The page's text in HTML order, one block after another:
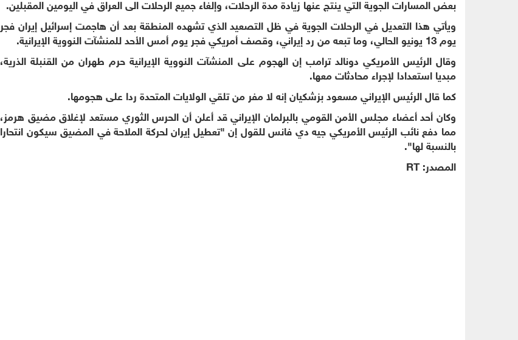
ويأتي هذا التعديل في الرحلات الجوية في ظل التصعيد الذي تشهده المنطقة بعد أن هاجمت إسرائيل إيران فجر
يوم 13 يونيو الحالي، وما تبعه من رد إيراني، وقصف أمريكي فجر يوم أمس الأحد للمنشآت النووية الإيرانية.
وقال الرئيس الأمريكي دونالد ترامب إن الهجوم على المنشآت النووية الإيرانية حرم طهران من القنبلة الذرية،
مبديا استعدادا لإجراء محادثات معها.
كما قال الرئيس الإيراني مسعود بزشكيان إنه لا مفر من تلقي الولايات المتحدة ردا على هجومها.
وكان أحد أعضاء مجلس الأمن القومي بالبرلمان الإيراني قد أعلن أن الحرس الثوري مستعد لإغلاق مضيق هرمز،
مما دفع نائب الرئيس الأمريكي جيه دي فانس للقول إن "تعطيل إيران لحركة الملاحة في المضيق سيكون انتحارا
بالنسبة لها".
المصدر: RT